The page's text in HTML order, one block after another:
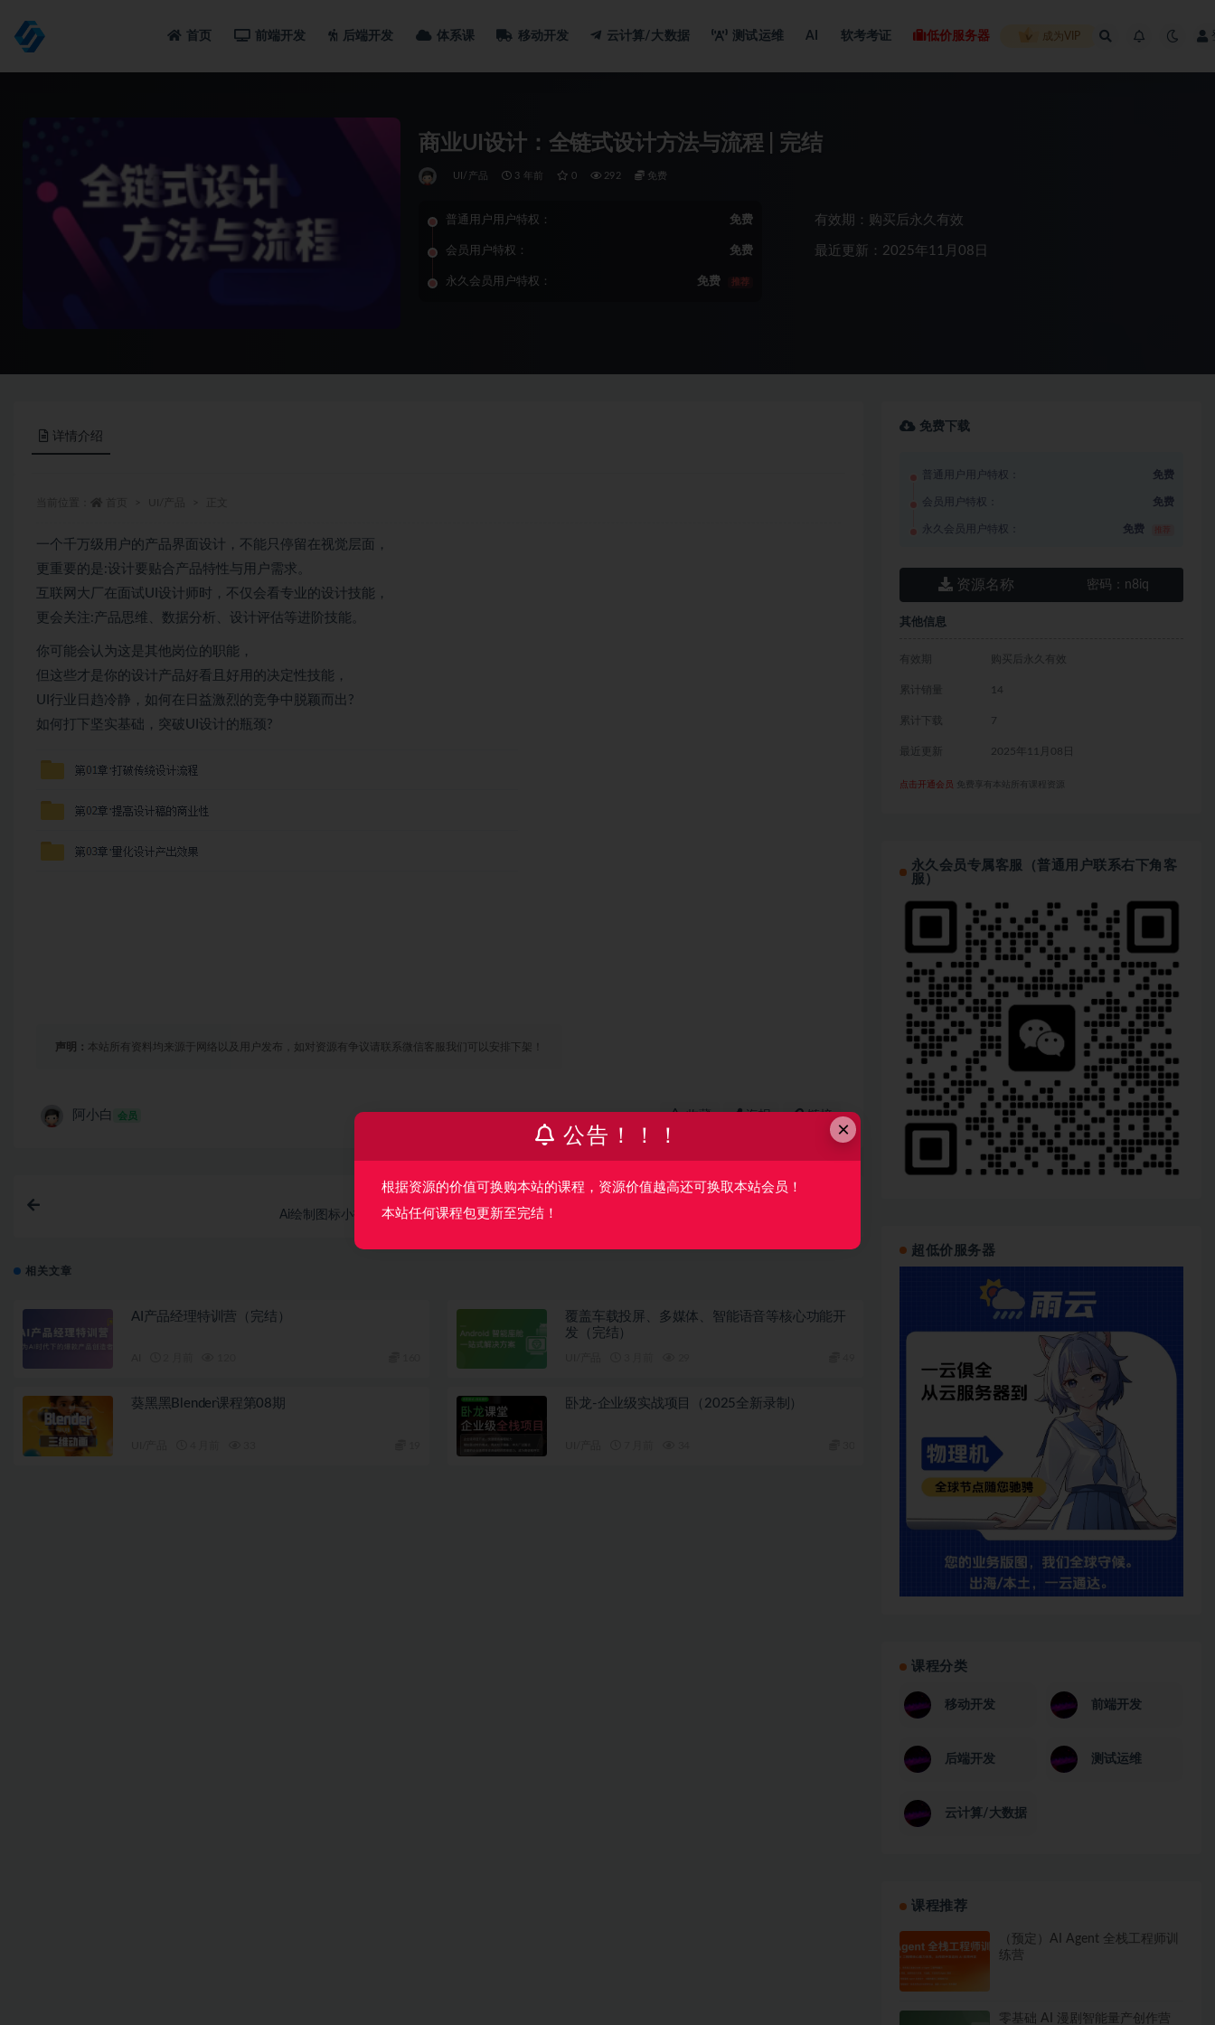
首页 前端开发 后端开发 体系课 移动开发 云计算/大数据 测试运维 AI 软考考证 低价服务器 成为VIP
商业UI设计：全链式设计方法与流程 | 完结
UI/产品 3 年前 0 292 免费
普通用户用户特权： 免费
会员用户特权： 免费
永久会员用户特权： 免费 推荐
有效期：购买后永久有效
最近更新：2025年11月08日
详情介绍
一个千万级用户的产品界面设计，不能只停留在视觉层面，
更重要的是:设计要贴合产品特性与用户需求。
互联网大厂在面试UI设计师时，不仅会看专业的设计技能，
更会关注:产品思维、数据分析、设计评估等进阶技能。
你可能会认为这是其他岗位的职能，
但这些才是你的设计产品好看且好用的决定性技能，
UI行业日趋冷静，如何在日益激烈的竞争中脱颖而出?
如何打下坚实基础，突破UI设计的瓶颈?
声明： 本站所有资料均来源于网络以及用户发布，如对资源有争议请联系微信客服我们可以安排下架！
阿小白 会员 收藏 海报 链接
Ai绘制图标小技巧 | 完结 Adobe Camera Raw：照片无损后期利器 | 完结
相关文章
AI产品经理特训营（完结）
覆盖车载投屏、多媒体、智能语音等核心功能开
发（完结）
葵黑黑Blender课程第08期 卧龙-企业级实战项目（2025全新录制）
免费下载
普通用户用户特权： 免费
会员用户特权： 免费
永久会员用户特权： 免费
资源名称 密码： n8iq
其他信息
有效期 购买后永久有效
累计销量 14
累计下载 7
最近更新 2025年11月08日
点击开通会员 免费享有本站所有课程资源
永久会员专属客服（普通用户联系右下角客
服）
超低价服务器
课程分类
移动开发 前端开发
后端开发 测试运维
云计算/大数据
课程推荐
（预定）AI Agent 全栈工程师训
练营
零基础 AI 漫剧智能量产创作营
×
公告！！！
根据资源的价值可换购本站的课程，资源价值越高还可换取本站会员！
本站任何课程包更新至完结！